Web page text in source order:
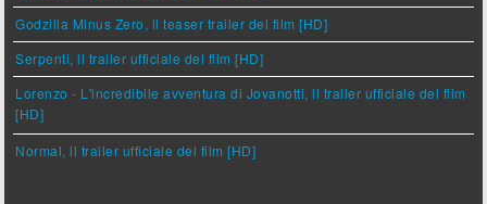
Godzilla Minus Zero, il teaser trailer del film [HD]
Serpenti, il trailer ufficiale del film [HD]
Lorenzo - L'incredibile avventura di Jovanotti, il trailer ufficiale del film
[HD]
Normal, il trailer ufficiale del film [HD]